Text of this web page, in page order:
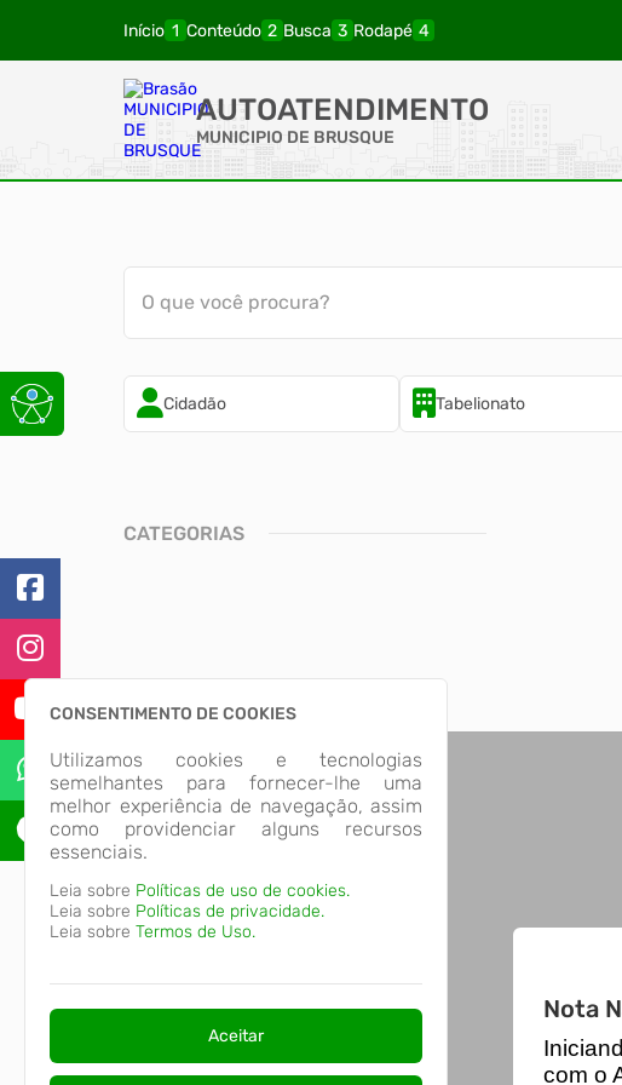
Início Conteúdo Busca Rodapé
AUTOATENDIMENTO
MUNICIPIO DE BRUSQUE
O que você procura?
Cidadão Tabelionato
CATEGORIAS
CONSENTIMENTO DE COOKIES
Utilizamos cookies e tecnologias
semelhantes para fornecer-lhe uma
melhor experiência de navegação, assim
como providenciar alguns recursos
essenciais.
Leia sobre Políticas de uso de cookies.
Leia sobre Políticas de privacidade.
Leia sobre Termos de Uso.
Aceitar
Nota
I
com o